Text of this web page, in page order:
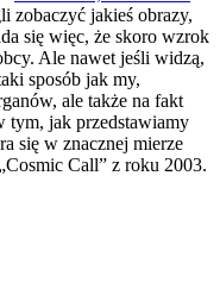
zobaczyć jakieś obrazy,
się więc, że skoro wzrok
Ale nawet jeśli widzą,
sposób jak my,
ale także na fakt
tym, jak przedstawiamy
się w znacznej mierze
Call” z roku 2003.